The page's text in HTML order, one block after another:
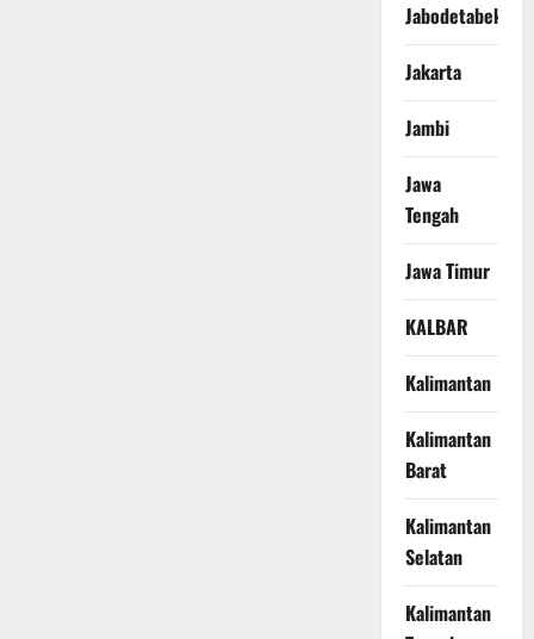
Jabodetabek
Jakarta
Jambi
Jawa
Tengah
Jawa Timur
KALBAR
Kalimantan
Kalimantan
Barat
Kalimantan
Selatan
Kalimantan